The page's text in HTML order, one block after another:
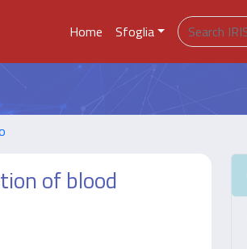
Home Sfoglia
of blood